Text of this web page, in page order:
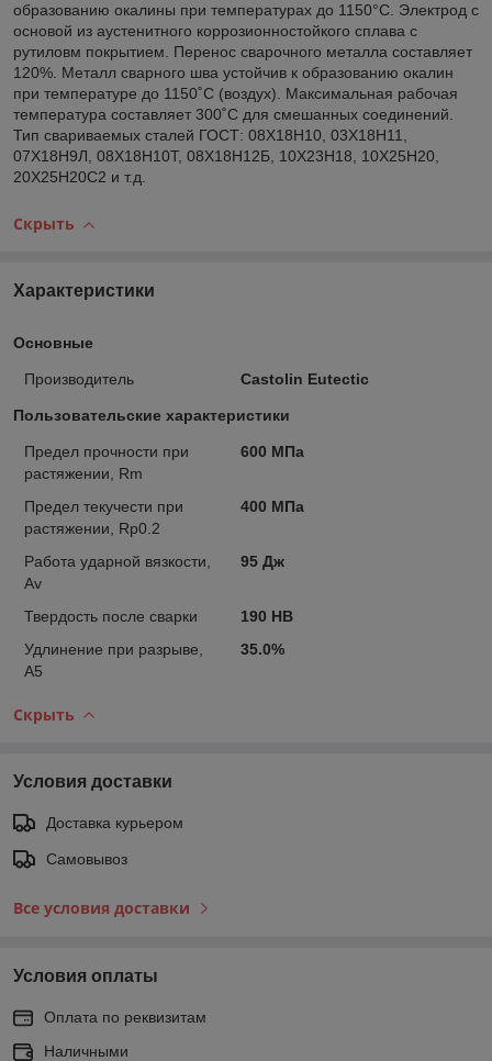
образованию окалины при температурах до 1150°С. Электрод с
основой из аустенитного коррозионностойкого сплава с
рутиловм покрытием. Перенос сварочного металла составляет
120%. Металл сварного шва устойчив к образованию окалин
при температуре до 1150˚С (воздух). Максимальная рабочая
температура составляет 300˚С для смешанных соединений.
Тип свариваемых сталей ГОСТ: 08Х18Н10, 03Х18Н11,
07Х18Н9Л, 08Х18Н10Т, 08Х18Н12Б, 10X23Н18, 10Х25Н20,
20Х25Н20С2 и т.д.
Скрыть
Характеристики
Основные
Производитель Castolin Eutectic
Пользовательские характеристики
Предел прочности при
растяжении, Rm
600 МПа
Предел текучести при
растяжении, Rр0.2
400 MПа
Работа ударной вязкости,
Аv
95 Дж
Твердость после сварки
190 HB
Удлинение при разрыве,
А5
35.0%
Скрыть
Условия доставки
Доставка курьером
Самовывоз
Все условия доставки
Условия оплаты
Оплата по реквизитам
Наличными